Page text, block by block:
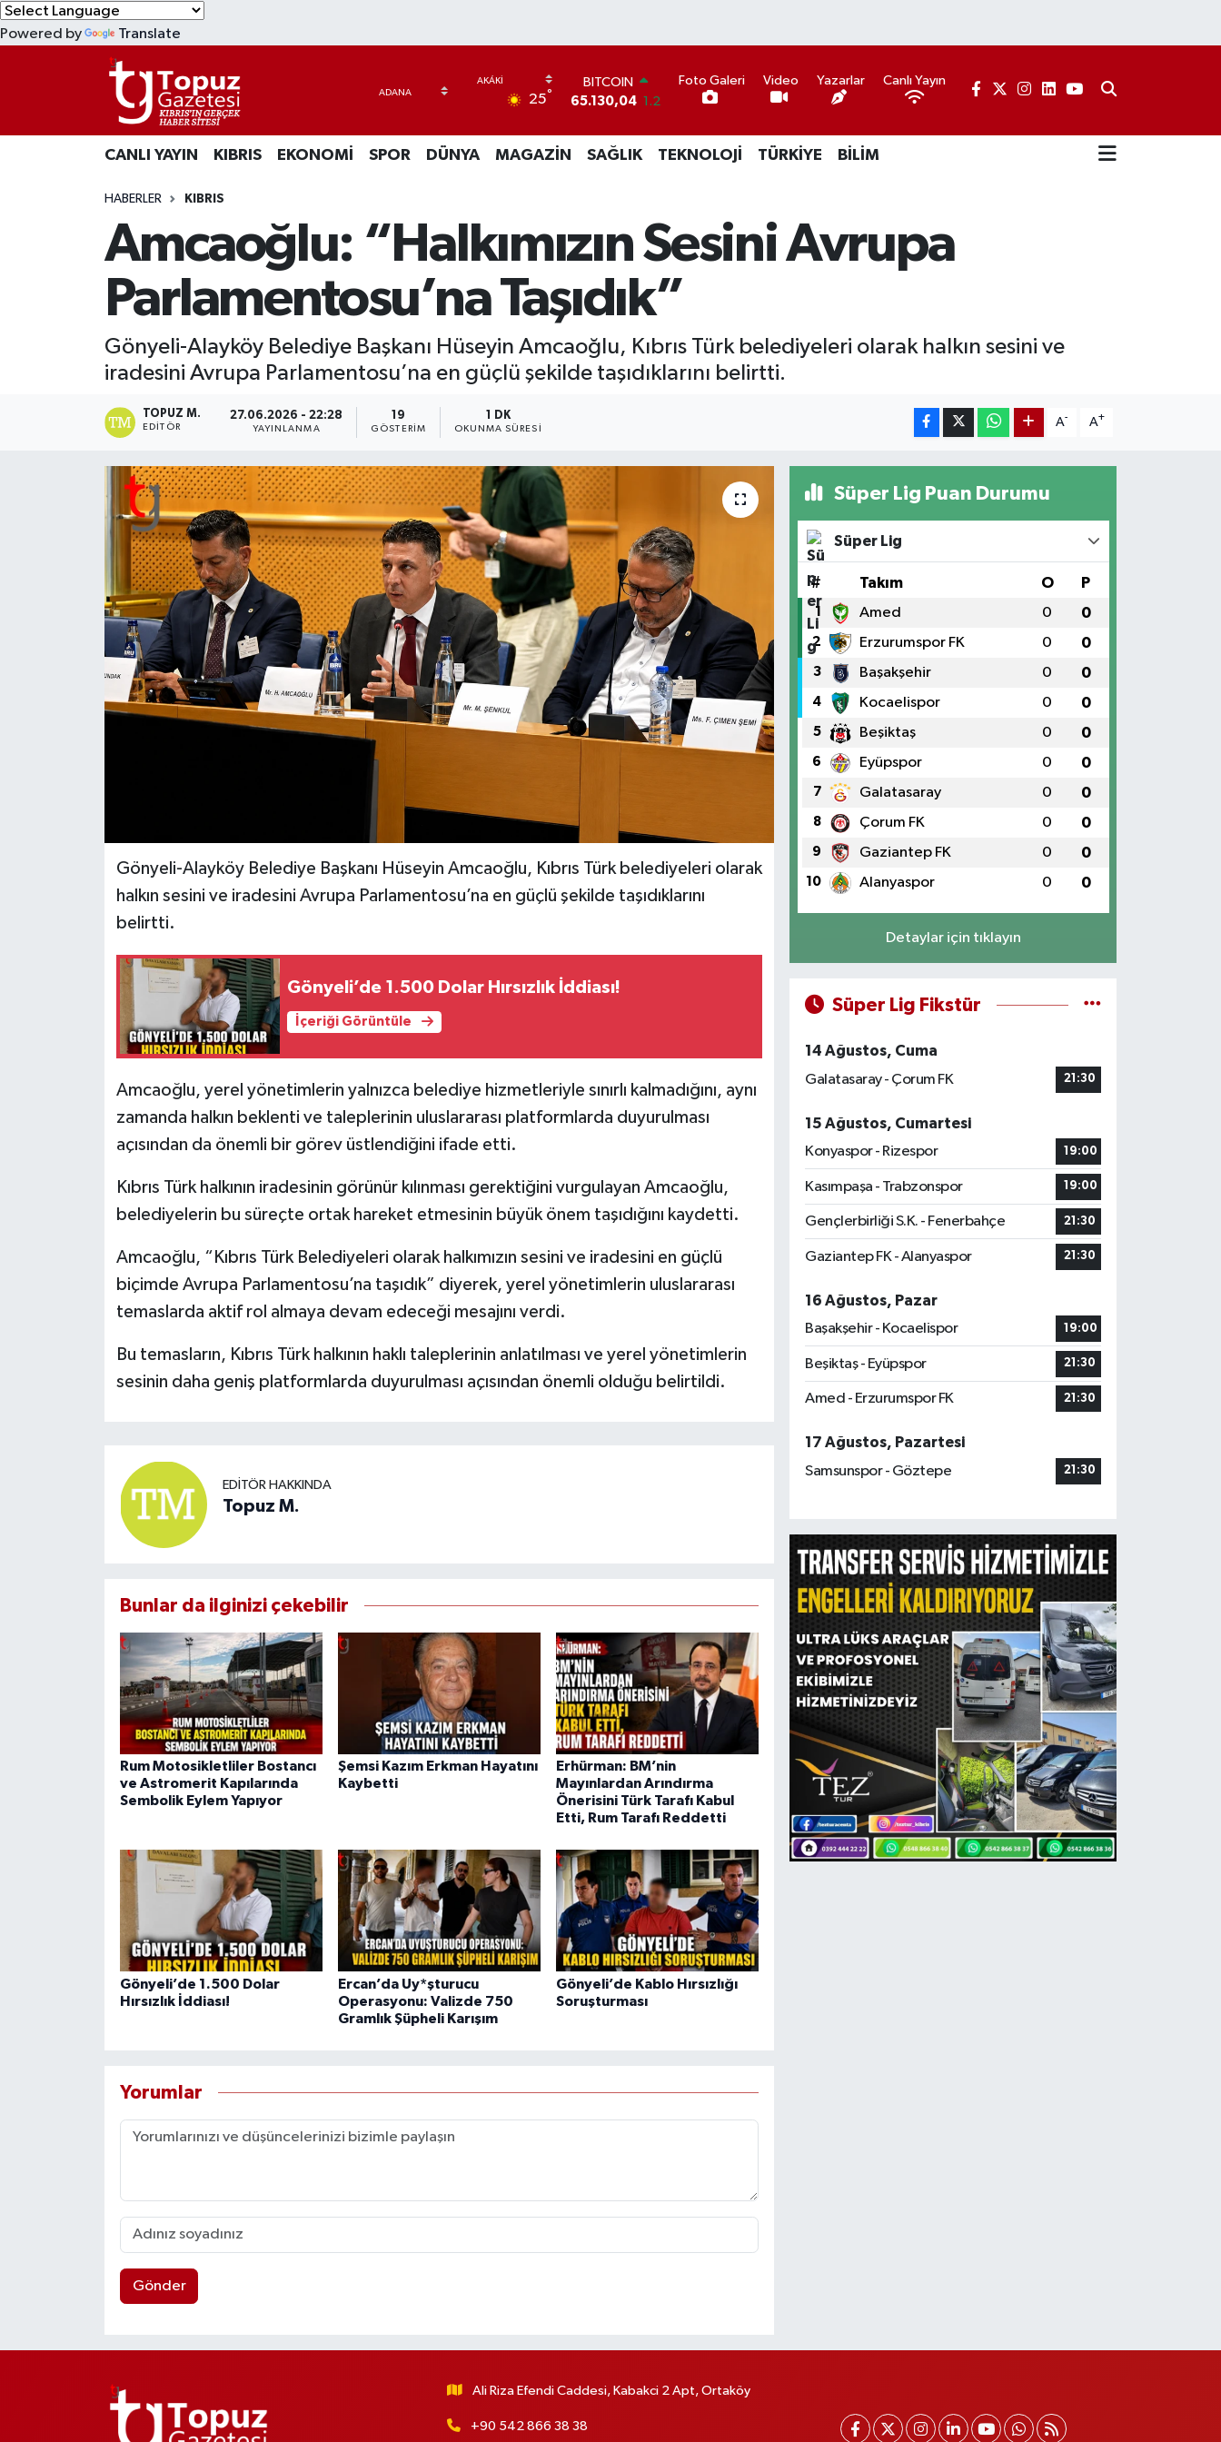
Powered by Translate
25°
BITCOIN
65.130,04 1.2
47,7069 0.17
EURO
GRAM ALTIN
6618.49
2.12
13.887
64
Foto Galeri Video Yazarlar Canlı Yayın
CANLI YAYIN KIBRIS EKONOMİ SPOR DÜNYA MAGAZİN SAĞLIK TEKNOLOJİ TÜRKİYE BİLİM
HABERLER KIBRIS
Amcaoğlu: “Halkımızın Sesini Avrupa
Parlamentosu’na Taşıdık”
Gönyeli-Alayköy Belediye Başkanı Hüseyin Amcaoğlu, Kıbrıs Türk belediyeleri olarak halkın sesini ve
iradesini Avrupa Parlamentosu’na en güçlü şekilde taşıdıklarını belirtti.
TOPUZ M.
EDITÖR
27.06.2026 - 22:28
YAYINLANMA
19
GÖSTERIM
1 DK
OKUNMA SÜRESI
A- A+
Gönyeli-Alayköy Belediye Başkanı Hüseyin Amcaoğlu, Kıbrıs Türk belediyeleri olarak
halkın sesini ve iradesini Avrupa Parlamentosu’na en güçlü şekilde taşıdıklarını
belirtti.
Gönyeli’de 1.500 Dolar Hırsızlık İddiası!
İçeriği Görüntüle
Amcaoğlu, yerel yönetimlerin yalnızca belediye hizmetleriyle sınırlı kalmadığını, aynı
zamanda halkın beklenti ve taleplerinin uluslararası platformlarda duyurulması
açısından da önemli bir görev üstlendiğini ifade etti.
Kıbrıs Türk halkının iradesinin görünür kılınması gerektiğini vurgulayan Amcaoğlu,
belediyelerin bu süreçte ortak hareket etmesinin büyük önem taşıdığını kaydetti.
Amcaoğlu, “Kıbrıs Türk Belediyeleri olarak halkımızın sesini ve iradesini en güçlü
biçimde Avrupa Parlamentosu’na taşıdık” diyerek, yerel yönetimlerin uluslararası
temaslarda aktif rol almaya devam edeceği mesajını verdi.
Bu temasların, Kıbrıs Türk halkının haklı taleplerinin anlatılması ve yerel yönetimlerin
sesinin daha geniş platformlarda duyurulması açısından önemli olduğu belirtildi.
EDITÖR HAKKINDA
Topuz M.
Bunlar da ilginizi çekebilir
Rum Motosikletliler Bostancı
ve Astromerit Kapılarında
Sembolik Eylem Yapıyor
Şemsi Kazım Erkman Hayatını
Kaybetti
Erhürman: BM’nin
Mayınlardan Arındırma
Önerisini Türk Tarafı Kabul
Etti, Rum Tarafı Reddetti
Gönyeli’de 1.500 Dolar
Hırsızlık İddiası!
Ercan’da Uy*şturucu
Operasyonu: Valizde 750
Gramlık Şüpheli Karışım
Gönyeli’de Kablo Hırsızlığı
Soruşturması
Yorumlar
Gönder
Süper Lig Puan Durumu
Süper Lig
# Takım O P
1 Amed 0 0
2 Erzurumspor FK 0 0
3 Başakşehir 0 0
4 Kocaelispor 0 0
5 Beşiktaş 0 0
6 Eyüpspor 0 0
7 Galatasaray 0 0
8 Çorum FK 0 0
9 Gaziantep FK 0 0
10 Alanyaspor 0 0
Detaylar için tıklayın
Süper Lig Fikstür
14 Ağustos, Cuma
Galatasaray - Çorum FK
21:30
15 Ağustos, Cumartesi
Konyaspor - Rizespor
19:00
Kasımpaşa - Trabzonspor 19:00
Gençlerbirliği S.K. - Fenerbahçe 21:30
Gaziantep FK - Alanyaspor 21:30
16 Ağustos, Pazar
Başakşehir - Kocaelispor
19:00
Beşiktaş - Eyüpspor 21:30
Amed - Erzurumspor FK 21:30
17 Ağustos, Pazartesi
Samsunspor - Göztepe
21:30
Ali Riza Efendi Caddesi, Kabakci 2 Apt, Ortaköy
+90 542 866 38 38
EKONOMİ
MAGAZİN
SAĞLIK
TEKNOLOJİ
Lefkoşa Nöbetçi Eczaneler
Lefkoşa Hava Durumu
Lefkoşa Trafik Yoğunluk Haritası
Süper Lig Puan Durumu ve Fikstür
Tüm Manşetler
Son Dakika Haberleri
Haber Arşivi